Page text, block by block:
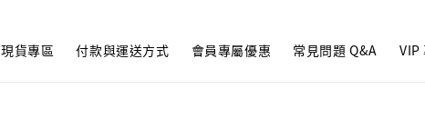
現貨專區 付款與運送方式 會員專屬優惠 常見問題 Q&A VIP